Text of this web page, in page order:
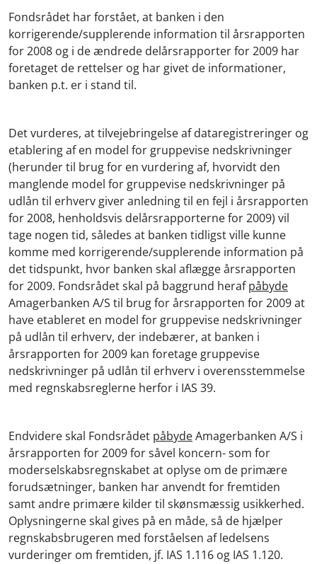
Fondsrådet har forstået, at banken i den
korrigerende/supplerende information til årsrapporten
for 2008 og i de ændrede delårsrapporter for 2009 har
foretaget de rettelser og har givet de informationer,
banken p.t. er i stand til.
Det vurderes, at tilvejebringelse af dataregistreringer og
etablering af en model for gruppevise nedskrivninger
(herunder til brug for en vurdering af, hvorvidt den
manglende model for gruppevise nedskrivninger på
udlån til erhverv giver anledning til en fejl i årsrapporten
for 2008, henholdsvis delårsrapporterne for 2009) vil
tage nogen tid, således at banken tidligst ville kunne
komme med korrigerende/supplerende information på
det tidspunkt, hvor banken skal aflægge årsrapporten
for 2009. Fondsrådet skal på baggrund herafpåbyde
Amagerbanken A/S til brug for årsrapporten for 2009 at
have etableret en model for gruppevise nedskrivninger
på udlån til erhverv, der indebærer, at banken i
årsrapporten for 2009 kan foretage gruppevise
nedskrivninger på udlån til erhverv i overensstemmelse
med regnskabsreglerne herfor i IAS 39.
Endvidere skal Fondsrådet påbydeAmagerbanken A/S i
årsrapporten for 2009 for såvel koncern- som for
moderselskabsregnskabet at oplyse om de primære
forudsætninger, banken har anvendt for fremtiden
samt andre primære kilder til skønsmæssig usikkerhed.
Oplysningerne skal gives på en måde, så de hjælper
regnskabsbrugeren med forståelsen af ledelsens
vurderinger om fremtiden, jf. IAS 1.116 og IAS 1.120.